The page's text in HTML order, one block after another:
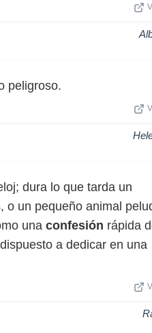
peligroso.
dura lo que tarda un
o un pequeño animal
una confesión rápida
a dedicar en una